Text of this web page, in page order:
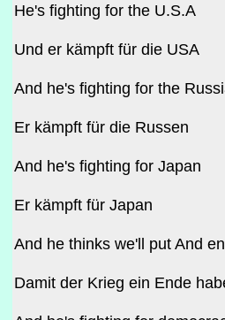
He's fighting for the U.S.A
Und er kämpft für die USA
And he's fighting for the
Er kämpft für die Russen
And he's fighting for Japan
Er kämpft für Japan
And he thinks we'll put And
Damit der Krieg ein Ende